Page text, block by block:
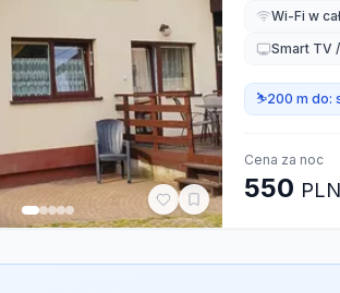
Wi-Fi w
Smart TV
⛷️200 m do:
Cena za noc
550 PLN